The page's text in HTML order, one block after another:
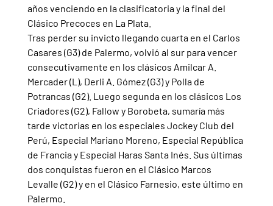
años venciendo en la clasificatoria y la final del
Clásico Precoces en La Plata.
Tras perder su invicto llegando cuarta en el Carlos
Casares (G3) de Palermo, volvió al sur para vencer
consecutivamente en los clásicos Amilcar A.
Mercader (L), Derli A. Gómez (G3) y Polla de
Potrancas (G2). Luego segunda en los clásicos Los
Criadores (G2), Fallow y Borobeta, sumaría más
tarde victorias en los especiales Jockey Club del
Perú, Especial Mariano Moreno, Especial República
de Francia y Especial Haras Santa Inés. Sus últimas
dos conquistas fueron en el Clásico Marcos
Levalle (G2) y en el Clásico Farnesio, este último en
Palermo.